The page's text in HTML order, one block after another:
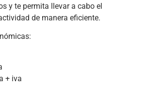
y te permita llevar a cabo el
de manera eficiente.
+ iva